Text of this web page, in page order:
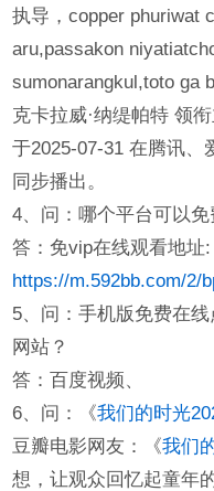
执导，copper phuriwat
aru,passakon
sumonarangkul,toto ga
克卡拉威·纳缇帕特 领
于2025-07-31 在腾讯、
同步播出。
4、问：哪个平台可以
答：免vip在线观看地址:
https://m.592bb.com/2/
5、问：手机版免费在
网站？
答：百度视频、
6、问：《我们的时光
豆瓣电影网友：《我们
想，让观众回忆起童年